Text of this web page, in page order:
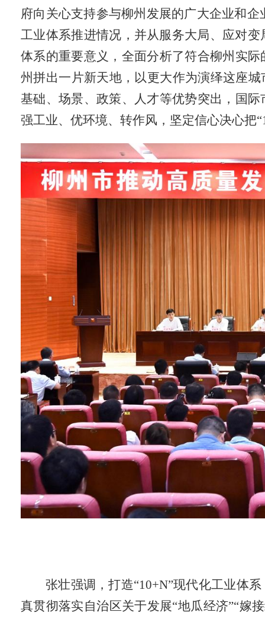
府向关心支持参与柳州发展的广大企业和
工业体系推进情况，并从服务大局、应对
体系的重要意义，全面分析了符合柳州实
州拼出一片新天地，以更大作为演绎这座
基础、场景、政策、人才等优势突出，国
强工业、优环境、转作风，坚定信心决心把
张壮强调，打造“10+N”现代化工业体
真贯彻落实自治区关于发展“地瓜经济”“嫁